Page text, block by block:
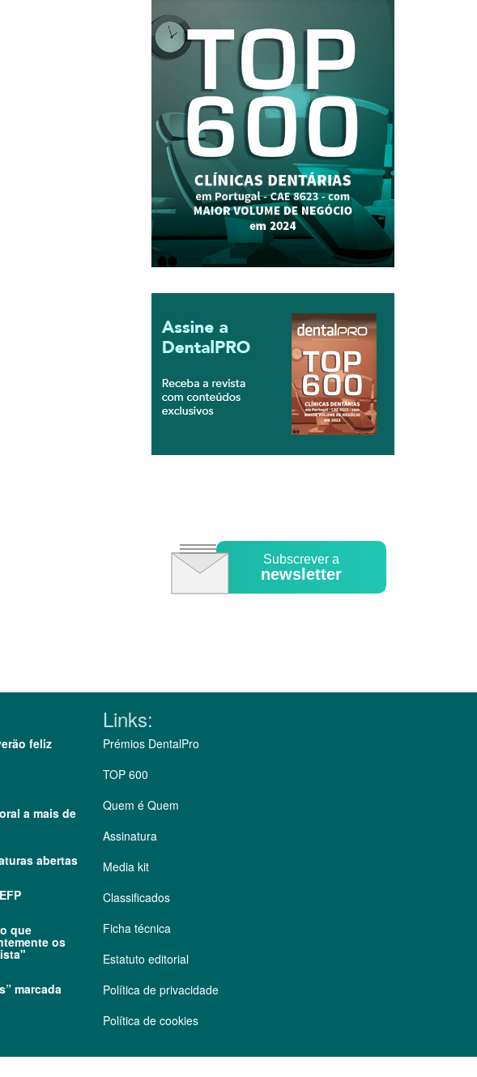
Subscrever a
newsletter
feliz
a mais de
abertas
que
os
marcada
Links:
Prémios DentalPro
TOP 600
Quem é Quem
Assinatura
Media kit
Classificados
Ficha técnica
Estatuto editorial
Política de privacidade
Política de cookies